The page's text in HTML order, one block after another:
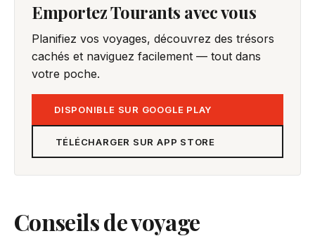
Emportez Tourants avec vous
Planifiez vos voyages, découvrez des trésors
cachés et naviguez facilement — tout dans
votre poche.
DISPONIBLE SUR GOOGLE PLAY
TÉLÉCHARGER SUR APP STORE
Conseils de voyage